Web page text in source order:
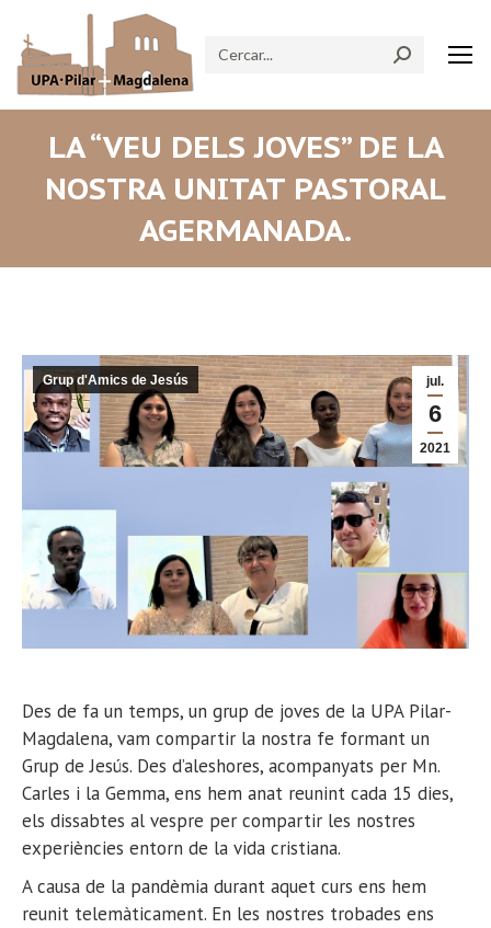
Search:
LA “VEU DELS JOVES” DE LA
NOSTRA UNITAT PASTORAL
AGERMANADA.
jul.
6
2021
Grup d'Amics de Jesús
Des de fa un temps, un grup de joves de la UPA Pilar-
Magdalena, vam compartir la nostra fe formant un
Grup de Jesús. Des d’aleshores, acompanyats per Mn.
Carles i la Gemma, ens hem anat reunint cada 15 dies,
els dissabtes al vespre per compartir les nostres
experiències entorn de la vida cristiana.
A causa de la pandèmia durant aquet curs ens hem
reunit telemàticament. En les nostres trobades ens